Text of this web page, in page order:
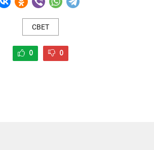
СВЕТ
0 0